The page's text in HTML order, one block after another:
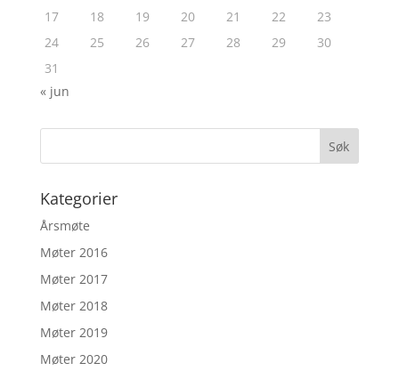
17
18 19 20 21 22
23
24
25 26 27 28 29
30
31
« jun
Kategorier
Årsmøte
Møter 2016
Møter 2017
Møter 2018
Møter 2019
Møter 2020